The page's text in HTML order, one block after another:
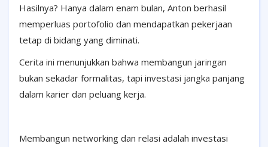
Hasilnya? Hanya dalam enam bulan, Anton berhasil
memperluas portofolio dan mendapatkan pekerjaan
tetap di bidang yang diminati.
Cerita ini menunjukkan bahwa membangun jaringan
bukan sekadar formalitas, tapi investasi jangka panjang
dalam karier dan peluang kerja.
Membangun networking dan relasi adalah investasi